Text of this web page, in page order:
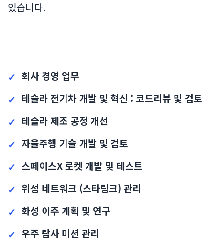
있습니다.
회사 경영 업무
테슬라 전기차 개발 및 혁신 : 코드리뷰 및 검토
테슬라 제조 공정 개선
자율주행 기술 개발 및 검토
스페이스X 로켓 개발 및 테스트
위성 네트워크 (스타링크) 관리
화성 이주 계획 및 연구
우주 탐사 미션 관리